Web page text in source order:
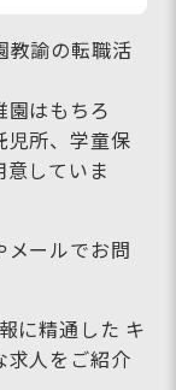
教諭の転職活
園はもちろ
児所、学童保
意していま
メールでお問
に精通した キ
求人をご紹介